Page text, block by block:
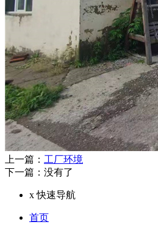
上一篇： 工厂环境
下一篇：没有了
x快速导航
首页